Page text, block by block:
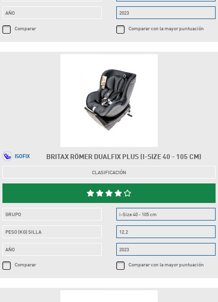
AÑO
Comparar
2023
Comparar con la mayor puntuación
BRITAX RÖMER DUALFIX PLUS (I-SIZE 40 - 105 CM)
ISOFIX
CLASIFICACIÓN
GRUPO
PESO (KG) SILLA
AÑO
Comparar
i-Size 40 - 105 cm
12.2
2023
Comparar con la mayor puntuación